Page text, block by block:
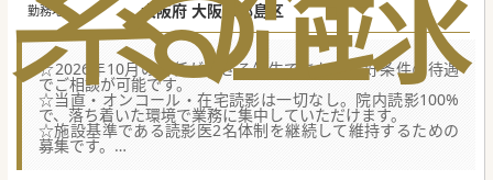
勤務地 大阪府 大阪市都島区
☆2026年10月の着任ができる先生であれば、好条件の待遇
でご相談が可能です。
☆当直・オンコール・在宅読影は一切なし。院内読影100%
で、落ち着いた環境で業務に集中していただけます。
☆施設基準である読影医2名体制を継続して維持するための
募集です。